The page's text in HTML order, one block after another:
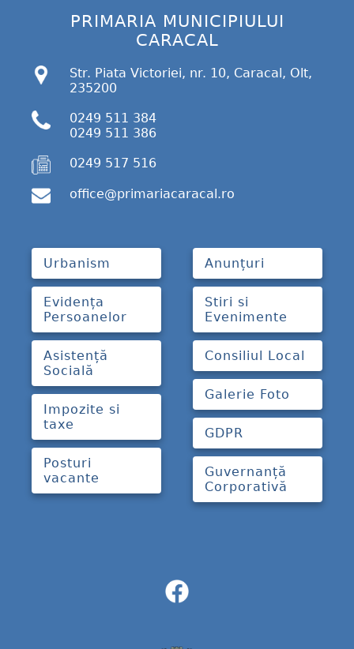
PRIMARIA MUNICIPIULUI
CARACAL
Str. Piata Victoriei, nr. 10, Caracal, Olt,
235200
0249 511 384
0249 511 386
0249 517 516
office@primariacaracal.ro
Urbanism
Evidența
Persoanelor
Asistență
Socială
Impozite si
taxe
Posturi
vacante
Anunțuri
Stiri si
Evenimente
Consiliul Local
Galerie Foto
GDPR
Guvernanță
Corporativă